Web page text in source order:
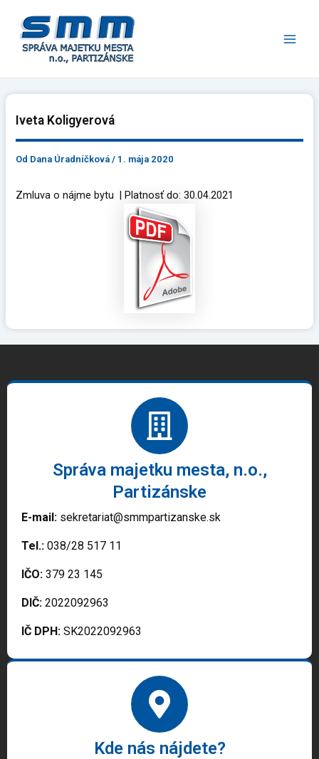
obsah
Iveta Koligyerová
Od Dana Úradníčková/ 1. mája 2020
Zmluva o nájme bytu | Platnosť do: 30.04.2021
Správa majetku mesta, n.o.,
Partizánske
E-mail: sekretariat@smmpartizanske.sk
Tel.: 038/28 517 11
IČO: 379 23 145
DIČ: 2022092963
IČ DPH: SK2022092963
Kde nás nájdete?